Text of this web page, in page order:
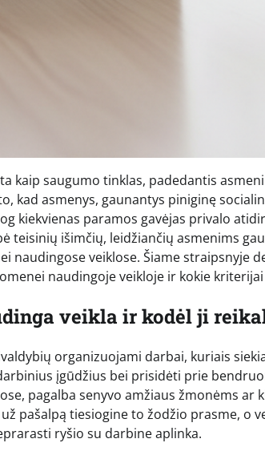
kaip saugumo tinklas, padedantis
kad asmenys, gaunantys piniginę
kiekvienas paramos gavėjas privalo
teisinių išimčių, leidžiančių asmenims
naudingose veiklose. Šiame straipsnyje
naudingoje veikloje ir kokie
veikla ir kodėl ji
organizuojami darbai, kuriais
įgūdžius bei prisidėti prie
pagalba senyvo amžiaus žmonėms
pašalpą tiesiogine to žodžio prasme, o
ryšio su darbine aplinka.